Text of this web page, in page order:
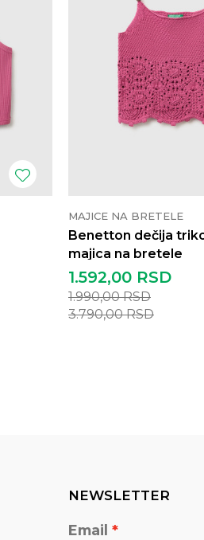
MAJICE NA BRETELE
Benetton dečija
majica na bretele
1.592,00 RSD
1.990,00RSD
3.790,00RSD
NEWSLETTER
Email